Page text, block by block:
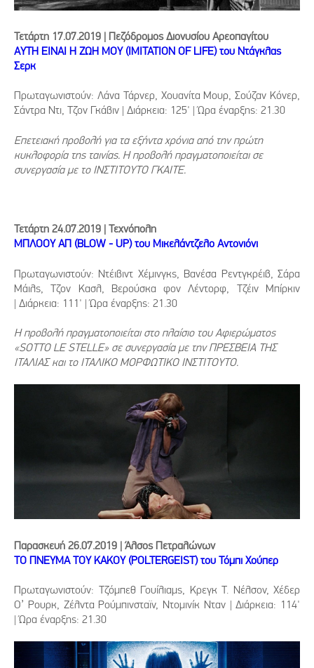
Τετάρτη 17.07.2019 | Πεζόδρομος Διονυσίου Αρεοπαγίτου
ΑΥΤΗ ΕΙΝΑΙ Η ΖΩΗ ΜΟΥ (IMITATION OF LIFE) του Ντάγκλας
Σερκ
Πρωταγωνιστούν: Λάνα Τάρνερ, Χουανίτα Μουρ, Σούζαν Κόνερ,
Σάντρα Ντι, Τζον Γκάβιν | Διάρκεια: 125' | Ώρα έναρξης: 21.30
Επετειακή προβολή για τα εξήντα χρόνια από την πρώτη
κυκλοφορία της ταινίας. Η προβολή πραγματοποιείται σε
συνεργασία με το ΙΝΣΤΙΤΟΥΤΟ ΓΚΑΙΤΕ.
Τετάρτη 24.07.2019 | Τεχνόπολη
ΜΠΛΟΟΥ ΑΠ (BLOW - UP) του Μικελάντζελο Αντονιόνι
Πρωταγωνιστούν: Ντέιβιντ Χέμινγκς, Βανέσα Ρεντγκρέιβ, Σάρα
Μάιλς, Τζον Κασλ, Βερούσκα φον Λέντορφ, Τζέιν Μπίρκιν
| Διάρκεια: 111' | Ώρα έναρξης: 21.30
Η προβολή πραγματοποιείται στο πλαίσιο του Αφιερώματος
«SOTTO LE STELLE» σε συνεργασία με την ΠΡΕΣΒΕΙΑ ΤΗΣ
ΙΤΑΛΙΑΣ και το ΙΤΑΛΙΚΟ ΜΟΡΦΩΤΙΚΟ ΙΝΣΤΙΤΟΥΤΟ.
Παρασκευή 26.07.2019 | Άλσος Πετραλώνων
ΤΟ ΠΝΕΥΜΑ ΤΟΥ ΚΑΚΟΥ (POLTERGEIST) του Τόμπι Χούπερ
Πρωταγωνιστούν: Τζόμπεθ Γουίλιαμς, Κρεγκ Τ. Νέλσον, Χέδερ
Ο’ Ρουρκ, Ζέλντα Ρούμπινσταϊν, Ντομινίκ Νταν | Διάρκεια: 114'
| Ώρα έναρξης: 21.30